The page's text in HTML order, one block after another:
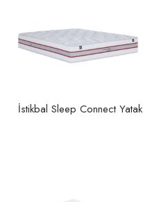
İstikbal Sleep Connect Yatak